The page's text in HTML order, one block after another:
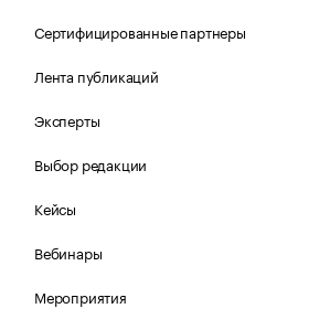
Сертифицированные партнеры
Лента публикаций
Эксперты
Выбор редакции
Кейсы
Вебинары
Мероприятия